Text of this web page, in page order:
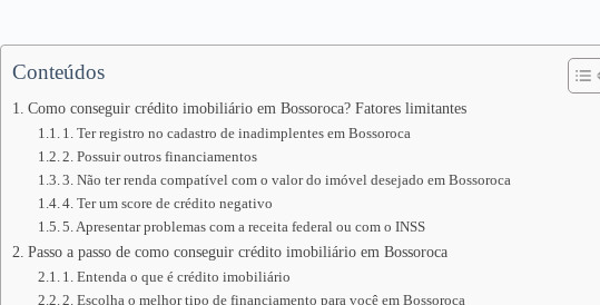
Conteúdos
Como conseguir crédito imobiliário em Bossoroca? Fatores limitantes
1. Ter registro no cadastro de inadimplentes em Bossoroca
2. Possuir outros financiamentos
3. Não ter renda compatível com o valor do imóvel desejado em Bossoroca
4. Ter um score de crédito negativo
5. Apresentar problemas com a receita federal ou com o INSS
Passo a passo de como conseguir crédito imobiliário em Bossoroca
1. Entenda o que é crédito imobiliário
2. Escolha o melhor tipo de financiamento para você em Bossoroca